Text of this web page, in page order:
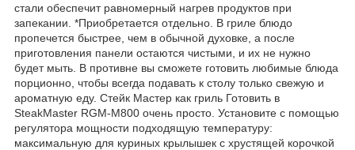
стали обеспечит равномерный нагрев продуктов при
запекании. *Приобретается отдельно. В гриле блюдо
пропечется быстрее, чем в обычной духовке, а после
приготовления панели остаются чистыми, и их не нужно
будет мыть. В противне вы сможете готовить любимые блюда
порционно, чтобы всегда подавать к столу только свежую и
ароматную еду. Стейк Мастер как гриль Готовить в
SteakMaster RGM-M800 очень просто. Установите с помощью
регулятора мощности подходящую температуру:
максимальную для куриных крылышек с хрустящей корочкой